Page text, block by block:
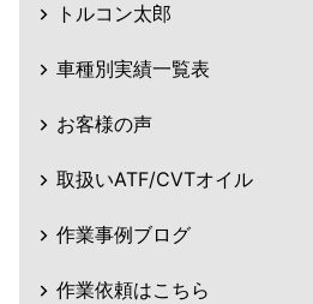
トルコン太郎
車種別実績一覧表
お客様の声
取扱いATF/CVTオイル
作業事例ブログ
作業依頼はこちら